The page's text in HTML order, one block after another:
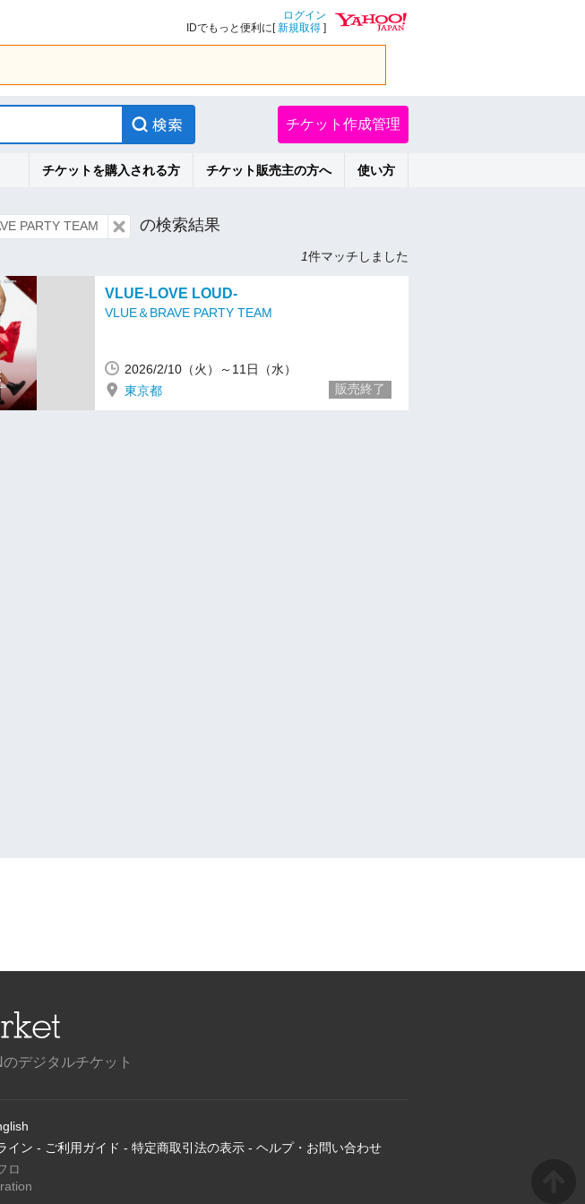
ログイン
IDでもっと便利に[新規取得 ]
チケット作成管理
チケットを購入される方 チケット販売主の方へ 使い方
PARTY TEAM の検索結果
1件マッチしました
VLUE-LOVE LOUD-
VLUE＆BRAVE PARTY TEAM
2026/2/10（火）～11日（水）
東京都
販売終了
デジタルチケット
イン - ご利用ガイド - 特定商取引法の表示 - ヘルプ・お問い合わせ
ロ